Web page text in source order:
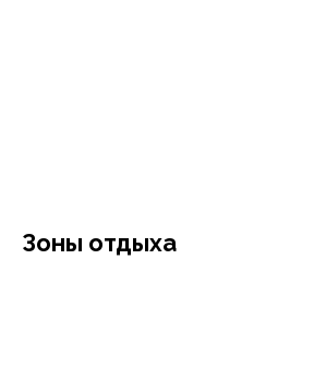
Зоны отдыха